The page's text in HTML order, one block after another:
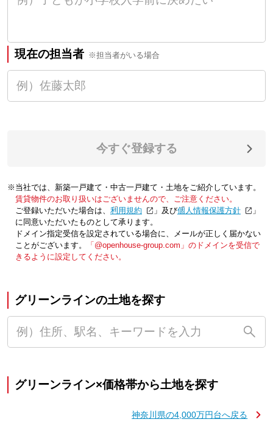
現在の担当者 ※担当者がいる場合
今すぐ登録する
※当社では、新築一戸建て・中古一戸建て・土地をご紹介しています。
賃貸物件のお取り扱いはございませんので、ご注意ください。
ご登録いただいた場合は、「利用規約 」及び「個人情報保護方針
」
に同意いただいたものとして承ります。
ドメイン指定受信を設定されている場合に、メールが正しく届かない
ことがございます。
「@openhouse-group.com」のドメインを受信で
きるように設定してください。
グリーンラインの土地を探す
グリーンライン×価格帯から土地を探す
神奈川県の4,000万円台へ戻る